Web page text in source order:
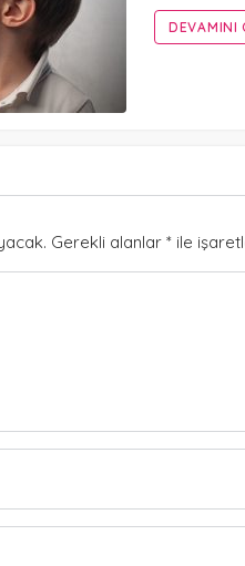
DEVAMINI
Gerekli alanlar * ile